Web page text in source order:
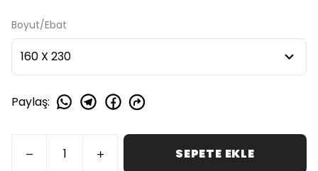
Boyut/Ebat
Paylaş:
SEPETE EKLE